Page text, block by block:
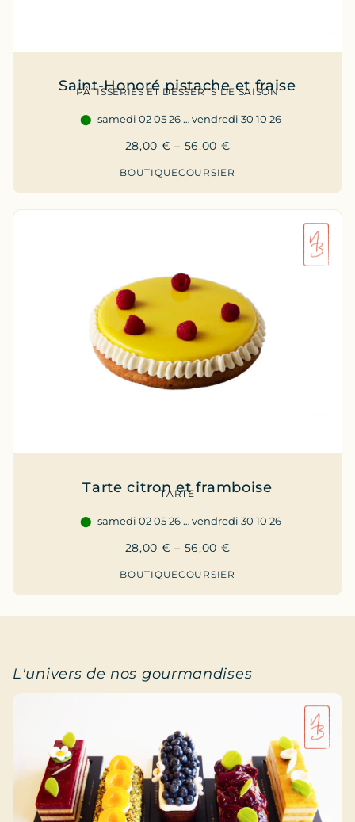
Saint-Honoré pistache et fraise
PÂTISSERIES ET DESSERTS DE SAISON
samedi 02 05 26 … vendredi 30 10 26
28,00 € – 56,00 €
BOUTIQUECOURSIER
Tarte citron et framboise
TARTE
samedi 02 05 26 … vendredi 30 10 26
28,00 € – 56,00 €
BOUTIQUECOURSIER
L'univers de nos gourmandises